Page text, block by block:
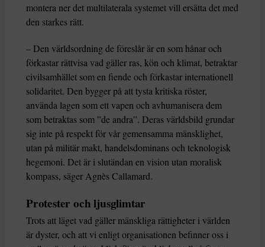
montera ner det multilaterala systemet vill ersätta det med
den starkes rätt.
– Den världsordning de föreslår är en som hånar och
förkastar rättvisa vad gäller ras, kön och klimat, betraktar
civilsamhället som en fiende och förkastar internationell
solidaritet. Den bygger på att tysta kritiska röster,
använda lagen som ett vapen och avhumanisera dem
som betraktas som ”de andra”. Deras världsbild grundar
sig inte på respekt för vår gemensamma mänsklighet,
utan på militär makt, handelsdominans och teknologisk
hegemoni. Det är i slutändan en vision utan moralisk
kompass, säger Agnès Callamard.
Protester och ljusglimtar
Trots att läget vad gäller mänskliga rättigheter i världen
är dyster, och att vi enligt organisationen befinner oss i